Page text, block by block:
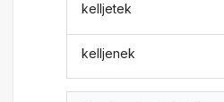
kelljetek
kelljenek